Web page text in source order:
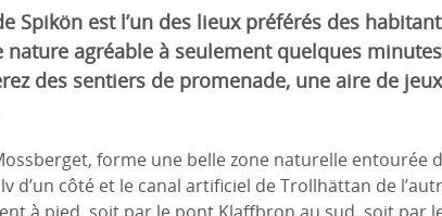
Spikön est l’un des lieux préférés des
nature agréable à seulement quelques
des sentiers de promenade, une aire de
forme une belle zone naturelle entourée
d’un côté et le canal artificiel de Trollhättan de